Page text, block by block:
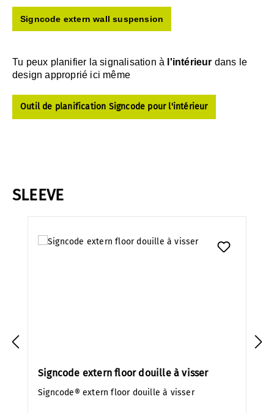
Signcode extern wall suspension
Tu peux planifier la signalisation à l'intérieur dans le
design approprié ici même
Outil de planification Signcode pour l'intérieur
SLEEVE
Signcode extern floor douille à visser
Signcode® extern floor douille à visser